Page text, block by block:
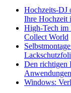
Hochzeits-DJ
Ihre Hochzeit
High-Tech im
Collect World
Den richtigen
Windows: